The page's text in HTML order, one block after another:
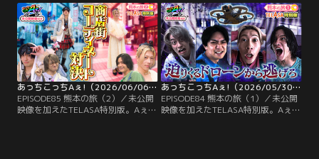
に挑戦！1店舗目、見事正解した正
門だったが、なぜか即席一発ギャグ
を披露する羽目に…正門のギャグに
末澤は「気持ち悪いギャグ」と一
蹴！
い』と言われ、大喜びのAぇ!
group。温泉でしっかりと癒やされ
たメンバーに、より地獄体験をと与
えられたのは「湯けむりサスペンス
地獄」。
あっちこっちAぇ!（2026/06/06放送分）第85話
EPISODE85 熊本の旅（2）／未公開
映像を加えたTELASA特別版。Aぇ!
あっちこっちAぇ!（2026/05/30放送分）第84話
EPISODE84 熊本の旅（1）／未公開
映像を加えたTELASA特別版。Aぇ!